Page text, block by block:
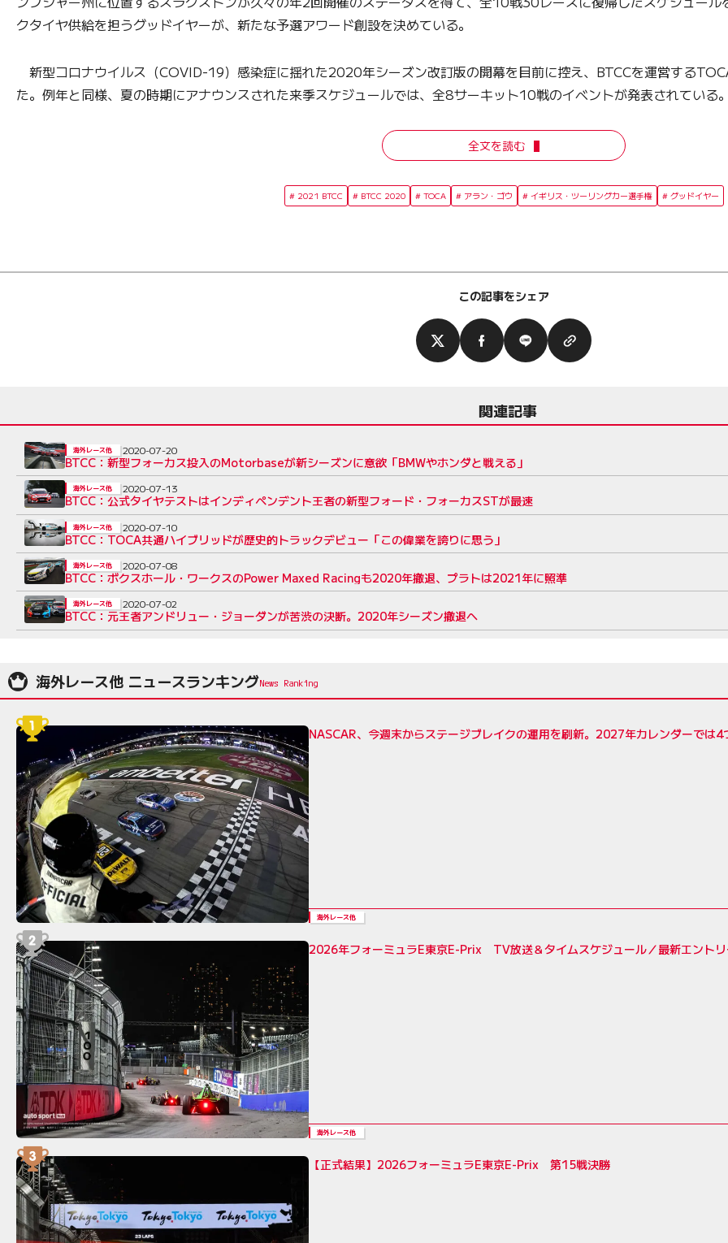
クタイヤ供給を担うグッドイヤーが、新たな予選アワード創設を決めている。
新型コロナウイルス（COVID-19）感染症に揺れた2020年シーズン改訂版の開幕を目前に控え、BTCCを運営する
た。例年と同様、夏の時期にアナウンスされた来季スケジュールでは、全8サーキット10戦のイベントが発表されている。
全文を読む
2021 BTCC BTCC 2020 TOCA アラン・ゴウ イギリス・ツーリングカー選手権 グッドイヤー
この記事をシェア
関連記事
BTCC：新型フォーカス投入のMotorbaseが新シーズンに意欲「BMWやホンダと戦える」
海外レース他 2020-07-20
BTCC：公式タイヤテストはインディペンデント王者の新型フォード・フォーカスSTが最速
海外レース他 2020-07-13
BTCC：TOCA共通ハイブリッドが歴史的トラックデビュー「この偉業を誇りに思う」
海外レース他 2020-07-10
BTCC：ボクスホール・ワークスのPower Maxed Racingも2020年撤退、プラトは2021年に照準
海外レース他 2020-07-08
BTCC：元王者アンドリュー・ジョーダンが苦渋の決断。2020年シーズン撤退へ
海外レース他 2020-07-02
海外レース他 ニュースランキング
NASCAR、今週末からステージブレイクの運用を刷新。2027年カレンダーでは4
海外レース他
2026年フォーミュラE東京E-Prix TV放送＆タイムスケジュール／最新エントリ
海外レース他
【正式結果】2026フォーミュラE東京E-Prix 第15戦決勝